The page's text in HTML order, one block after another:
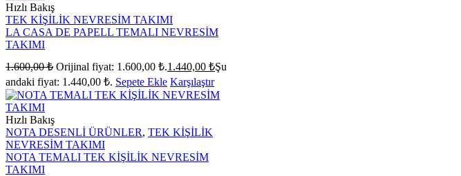
Hızlı Bakış
TEK KİŞİLİK NEVRESİM TAKIMI
LA CASA DE PAPELL TEMALI NEVRESİM
TAKIMI
1.600,00₺ Orijinal fiyat: 1.600,00 ₺.1.440,00 ₺Şu
andaki fiyat: 1.440,00 ₺. Sepete Ekle Karşılaştır
Hızlı Bakış
NOTA DESENLİ ÜRÜNLER, TEK KİŞİLİK
NEVRESİM TAKIMI
NOTA TEMALI TEK KİŞİLİK NEVRESİM
TAKIMI